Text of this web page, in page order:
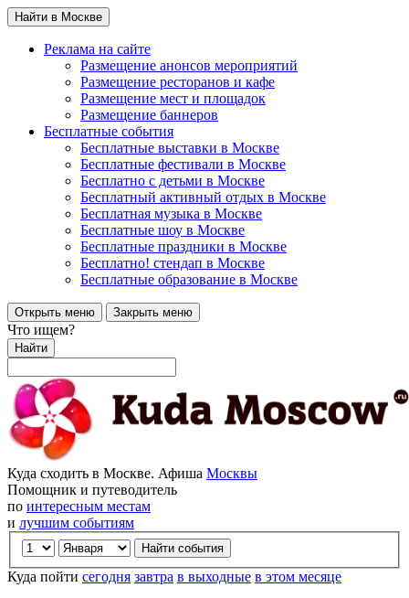
Найти в Москве
Реклама на сайте
Размещение анонсов мероприятий
Размещение ресторанов и кафе
Размещение мест и площадок
Размещение баннеров
Бесплатные события
Бесплатные выставки в Москве
Бесплатные фестивали в Москве
Бесплатно с детьми в Москве
Бесплатный активный отдых в Москве
Бесплатная музыка в Москве
Бесплатные шоу в Москве
Бесплатные праздники в Москве
Бесплатно! стендап в Москве
Бесплатные образование в Москве
Открыть меню Закрыть меню
Что ищем?
Найти
Куда сходить в Москве. Афиша Москвы
Помощник и путеводитель
по интересным местам
и лучшим событиям
Куда пойти сегодня завтра в выходные в этом месяце